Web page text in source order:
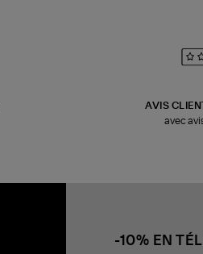
AVIS
avec
-10% EN